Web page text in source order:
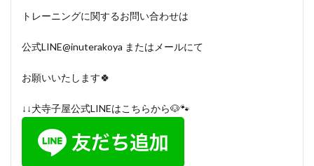
トレーニングに関するお問い合わせは
公式LINE@inuterakoya またはメールにて
お願いいたします🍀
↓↓犬寺子屋公式LINEはこちらから🐶🐾